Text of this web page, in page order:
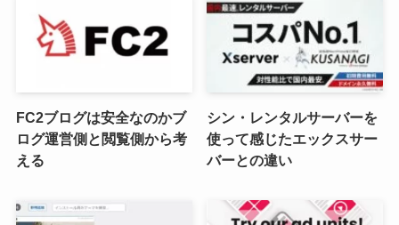
FC2ブログは安全なのかブ
ログ運営側と閲覧側から考
える
シン・レンタルサーバーを
使って感じたエックスサー
バーとの違い